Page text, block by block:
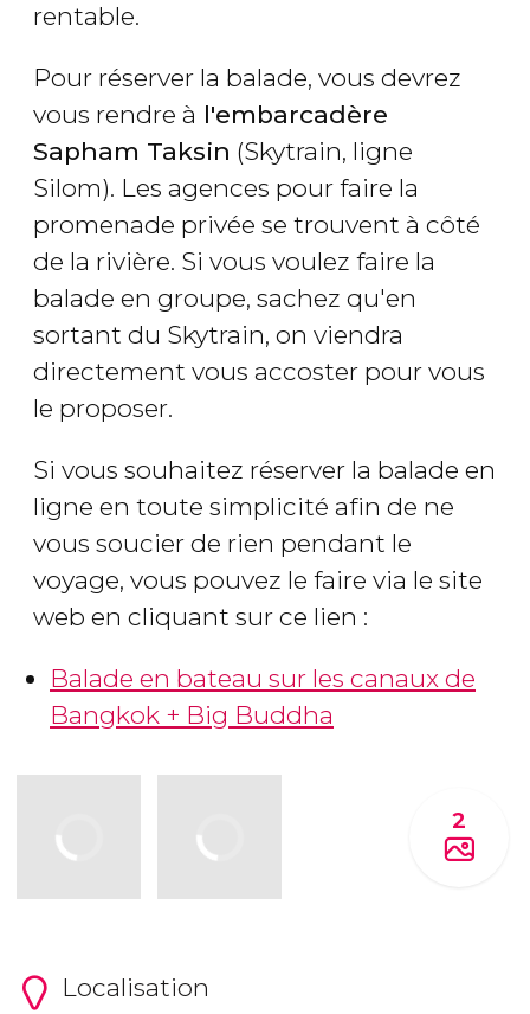
rentable.
Pour réserver la balade, vous devrez
vous rendre à l'embarcadère
Sapham Taksin (Skytrain, ligne
Silom). Les agences pour faire la
promenade privée se trouvent à côté
de la rivière. Si vous voulez faire la
balade en groupe, sachez qu'en
sortant du Skytrain, on viendra
directement vous accoster pour vous
le proposer.
Si vous souhaitez réserver la balade en
ligne en toute simplicité afin de ne
vous soucier de rien pendant le
voyage, vous pouvez le faire via le site
web en cliquant sur ce lien :
Balade en bateau sur les canaux de
Bangkok + Big Buddha
2
Localisation